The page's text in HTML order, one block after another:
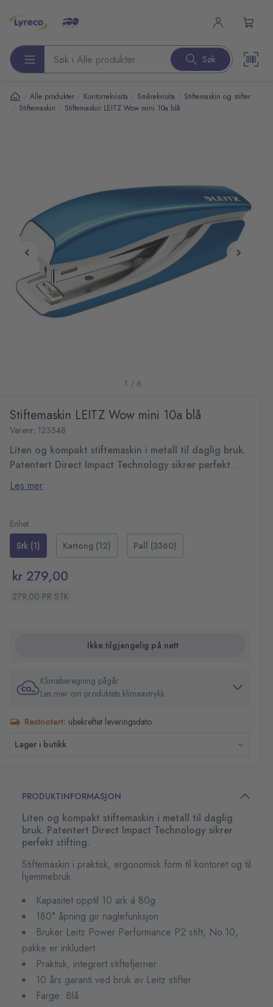
Søk etter produkter Søk
Alle produkter Kontorrekvisita Smårekvisita Stiftemaskin og stifter
Stiftemaskin Stiftemaskin LEITZ Wow mini 10a blå
1 / 6
Stiftemaskin LEITZ Wow mini 10a blå
Varenr: 123548
Liten og kompakt stiftemaskin i metall til daglig bruk.
Patentert Direct Impact Technology sikrer perfekt
stifting.
Stiftemaskin i praktisk, ergonomisk form til kontoret og til
hjemmebruk.
Bruker Leitz Power Performance P2 stift, No.10,
pakke er inkludert
10 års garanti ved bruk av Leitz stifter
Farge: Blå
Les mer
Enhet
Stk (1)
Kartong (12) Pall (3360)
kr 279,00
279,00 PR STK
Ikke tilgjengelig på nett
Klimaberegning pågår
Les mer om produktets klimaavtrykk
Restnotert: ubekreftet leveringsdato
Lager i butikk
PRODUKTINFORMASJON
Liten og kompakt stiftemaskin i metall til daglig
bruk. Patentert Direct Impact Technology sikrer
perfekt stifting.
Stiftemaskin i praktisk, ergonomisk form til kontoret og til
hjemmebruk.
Kapasitet opptil 10 ark á 80g
180° åpning gir naglefunksjon
Bruker Leitz Power Performance P2 stift, No.10,
pakke er inkludert
Praktisk, integrert stiftefjerner
10 års garanti ved bruk av Leitz stifter
Farge: Blå